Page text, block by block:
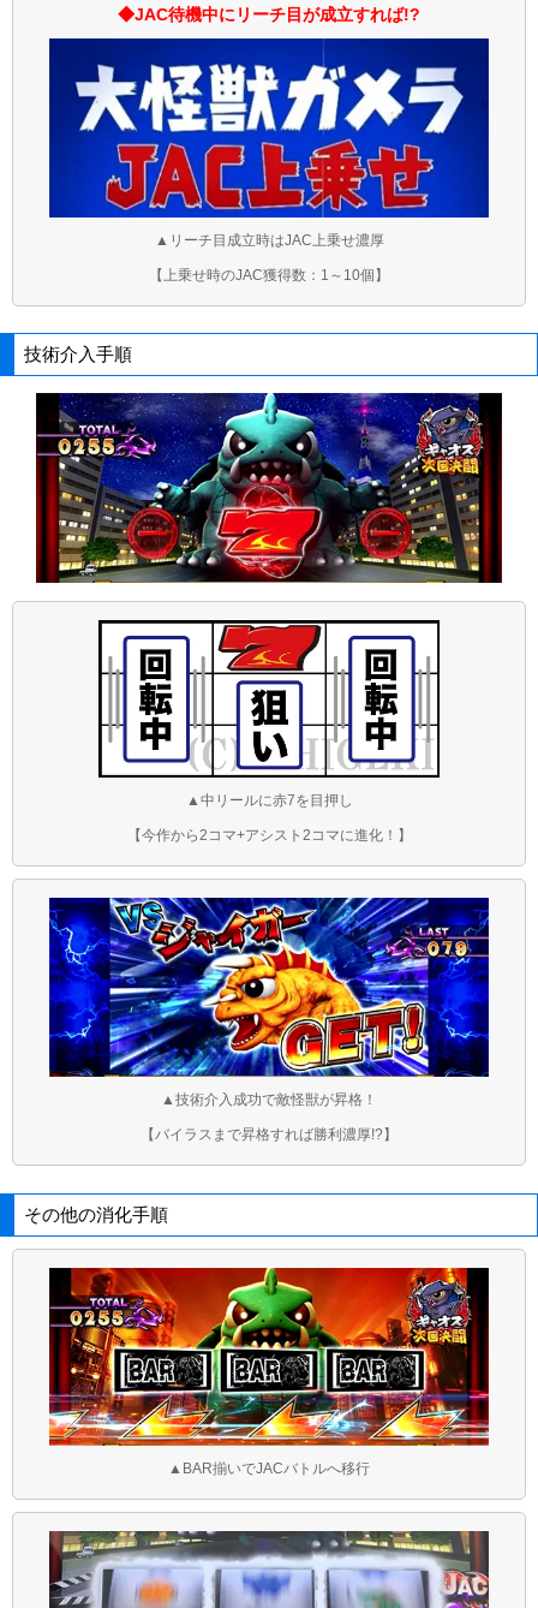
◆JAC待機中にリーチ目が成立すれば!?
▲リーチ目成立時はJAC上乗せ濃厚
【上乗せ時のJAC獲得数：1～10個】
技術介入手順
▲中リールに赤7を目押し
【今作から2コマ+アシスト2コマに進化！】
▲技術介入成功で敵怪獣が昇格！
【バイラスまで昇格すれば勝利濃厚!?】
その他の消化手順
▲BAR揃いでJACバトルへ移行